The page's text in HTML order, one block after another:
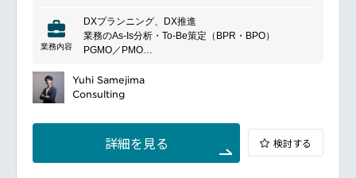
ど、多岐にわたるサービスを展開しており、クライア
ントのニーズに合わせたカスタマイズソリューション
を提案します。特にデジタルトランスフォーメーショ
用した業務改革をサポートしています。また、コンサ
ルティングだけでなく、トレーニングやワークショッ
す。クライアントとの長期的なパートナーシップを重
視し、持続的な成長を目指しています。
業務内容
DXプランニング、DX推進
業務のAs-Is分析・To-Be策定（BPR・BPO）
PGMO／PMO
ビジネスプランおよびビジネスケースの策定
プロジェクト企画・計画の策定
Yuhi Samejima
Consulting
詳細を見る 検討する